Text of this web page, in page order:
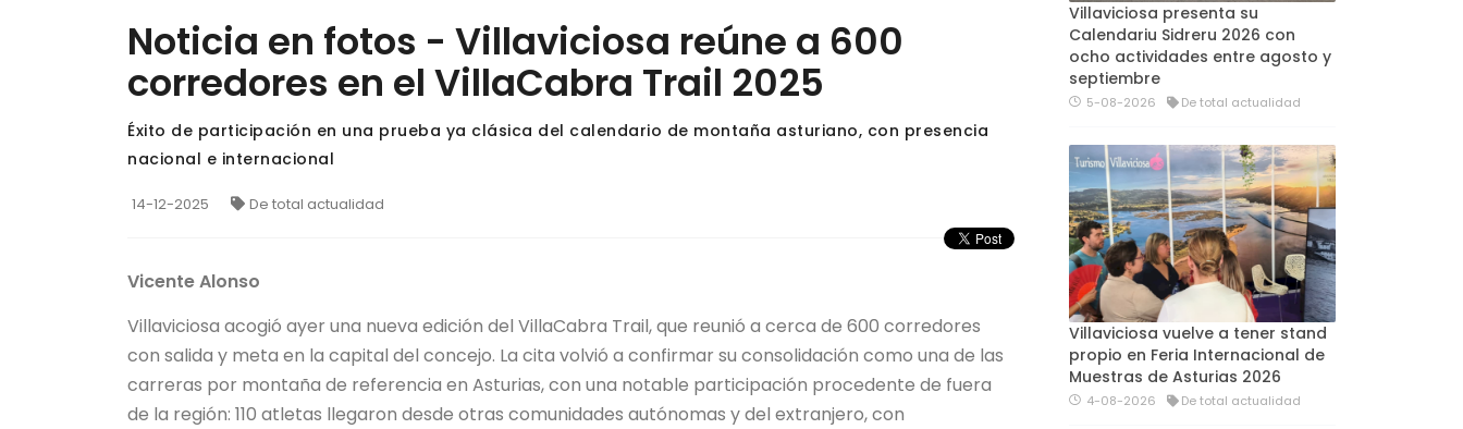
Noticia en fotos - Villaviciosa reúne a 600
corredores en el VillaCabra Trail 2025
Éxito de participación en una prueba ya clásica del calendario de montaña asturiano, con presencia
nacional e internacional
14-12-2025 De total actualidad
Vicente Alonso
Villaviciosa acogió ayer una nueva edición del VillaCabra Trail, que reunió a cerca de 600 corredores
con salida y meta en la capital del concejo. La cita volvió a confirmar su consolidación como una de las
carreras por montaña de referencia en Asturias, con una notable participación procedente de fuera
de la región: 110 atletas llegaron desde otras comunidades autónomas y del extranjero, con
Villaviciosa presenta su
Calendariu Sidreru 2026 con
ocho actividades entre agosto y
septiembre
5-08-2026 De total actualidad
Villaviciosa vuelve a tener stand
propio en Feria Internacional de
Muestras de Asturias 2026
4-08-2026 De total actualidad